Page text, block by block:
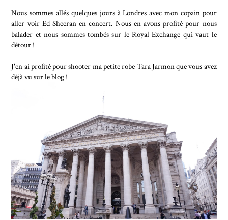
Nous sommes allés quelques jours à Londres avec mon copain pour
aller voir Ed Sheeran en concert. Nous en avons profité pour nous
balader et nous sommes tombés sur le Royal Exchange qui vaut le
détour !
J'en ai profité pour shooter ma petite robe Tara Jarmon que vous avez
déjà vu sur le blog !